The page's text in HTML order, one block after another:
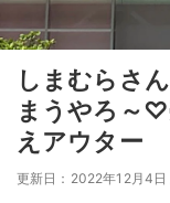
しまむらさ
まうやろ～♡
えアウター
更新日：2022年12月4日